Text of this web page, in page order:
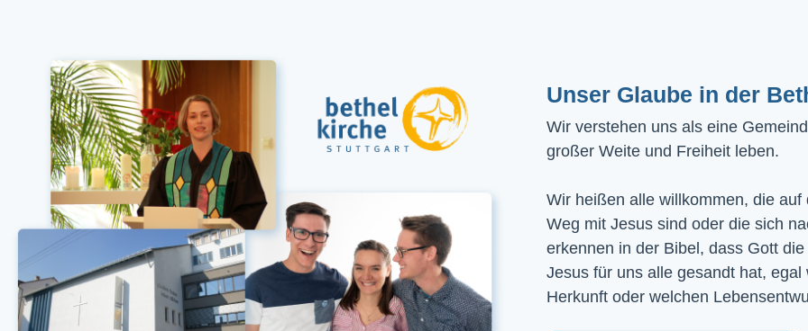
Unser Glaube in der
Wir verstehen uns als eine
großer Weite und Freiheit leben.
Wir heißen alle willkommen, die
Weg mit Jesus sind oder die sich
erkennen in der Bibel, dass Gott
Jesus für uns alle gesandt hat,
Herkunft oder welchen